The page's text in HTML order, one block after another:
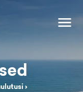
›